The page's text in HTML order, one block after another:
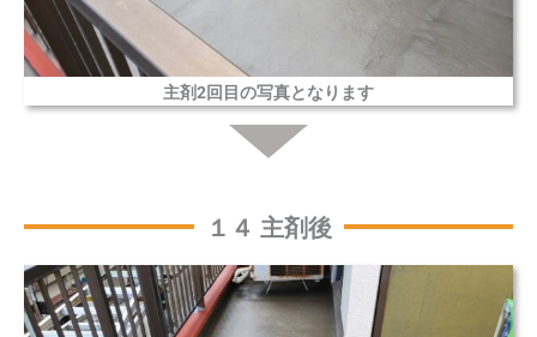
主剤2回目の写真となります
１４ 主剤後